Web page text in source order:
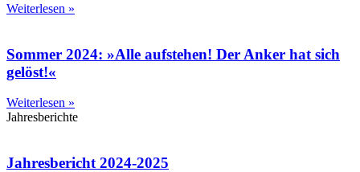
Weiterlesen »
Sommer 2024: »Alle aufstehen! Der Anker hat sich
gelöst!«
Weiterlesen »
Jahresberichte
Jahresbericht 2024-2025